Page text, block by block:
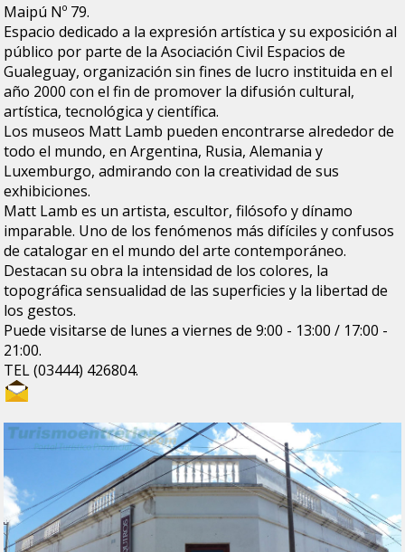
Maipú Nº 79.
Espacio dedicado a la expresión artística y su exposición al
público por parte de la Asociación Civil Espacios de
Gualeguay, organización sin fines de lucro instituida en el
año 2000 con el fin de promover la difusión cultural,
artística, tecnológica y científica.
Los museos Matt Lamb pueden encontrarse alrededor de
todo el mundo, en Argentina, Rusia, Alemania y
Luxemburgo, admirando con la creatividad de sus
exhibiciones.
Matt Lamb es un artista, escultor, filósofo y dínamo
imparable. Uno de los fenómenos más difíciles y confusos
de catalogar en el mundo del arte contemporáneo.
Destacan su obra la intensidad de los colores, la
topográfica sensualidad de las superficies y la libertad de
los gestos.
Puede visitarse de lunes a viernes de 9:00 - 13:00 / 17:00 -
21:00.
TEL (03444) 426804.